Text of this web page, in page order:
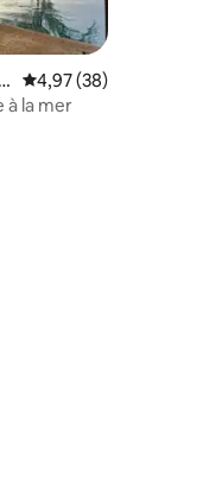
: 5 sur 5
Évaluation moyenne
4,97 (38)
la mer